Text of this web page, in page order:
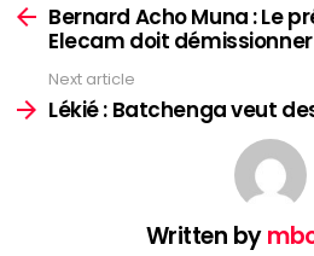
moreBernard Acho Muna : Le
Elecam doit démissionner
Next article
Lékié : Batchenga veut
Written by